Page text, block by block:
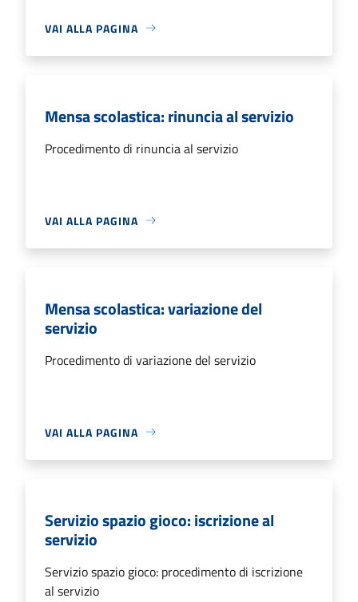
VAI ALLA PAGINA
Mensa scolastica: rinuncia al servizio
Procedimento di rinuncia al servizio
VAI ALLA PAGINA
Mensa scolastica: variazione del
servizio
Procedimento di variazione del servizio
VAI ALLA PAGINA
Servizio spazio gioco: iscrizione al
servizio
Servizio spazio gioco: procedimento di iscrizione
al servizio